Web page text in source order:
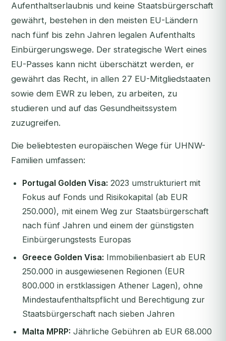
Aufenthaltserlaubnis und keine Staatsbürgerschaft
gewährt, bestehen in den meisten EU-Ländern
nach fünf bis zehn Jahren legalen Aufenthalts
Einbürgerungswege. Der strategische Wert eines
EU-Passes kann nicht überschätzt werden, er
gewährt das Recht, in allen 27 EU-Mitgliedstaaten
sowie dem EWR zu leben, zu arbeiten, zu
studieren und auf das Gesundheitssystem
zuzugreifen.
Die beliebtesten europäischen Wege für UHNW-
Familien umfassen:
Portugal Golden Visa: 2023 umstrukturiert mit
Fokus auf Fonds und Risikokapital (ab EUR
250.000), mit einem Weg zur Staatsbürgerschaft
nach fünf Jahren und einem der günstigsten
Einbürgerungstests Europas
Greece Golden Visa: Immobilienbasiert ab EUR
250.000 in ausgewiesenen Regionen (EUR
800.000 in erstklassigen Athener Lagen), ohne
Mindestaufenthaltspflicht und Berechtigung zur
Staatsbürgerschaft nach sieben Jahren
Malta MPRP: Jährliche Gebühren ab EUR 68.000